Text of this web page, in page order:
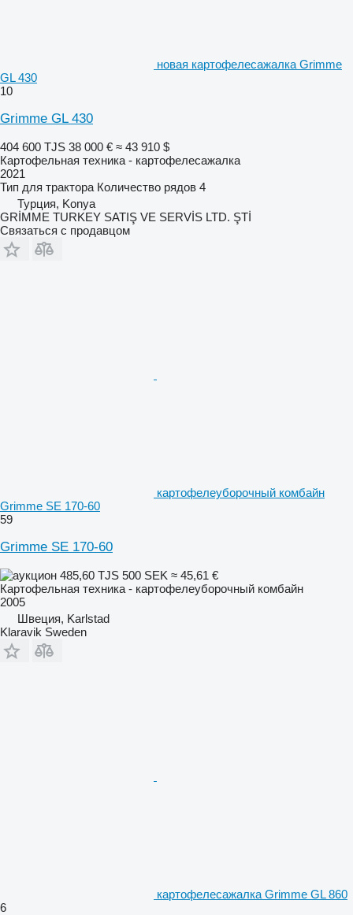
новая картофелесажалка Grimme
GL 430
10
Grimme GL 430
404 600 TJS 38 000 € ≈ 43 910 $
Картофельная техника - картофелесажалка
2021
Тип для трактора Количество рядов 4
Турция, Konya
GRİMME TURKEY SATIŞ VE SERVİS LTD. ŞTİ
Связаться с продавцом
картофелеуборочный комбайн
Grimme SE 170-60
59
Grimme SE 170-60
485,60 TJS 500 SEK ≈ 45,61 €
Картофельная техника - картофелеуборочный комбайн
2005
Швеция, Karlstad
Klaravik Sweden
картофелесажалка Grimme GL 860
6